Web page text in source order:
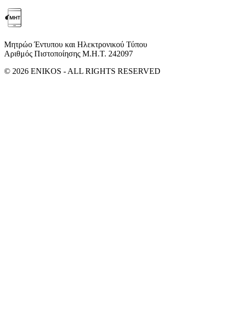
Μητρώο Έντυπου και Ηλεκτρονικού Τύπου
Αριθμός Πιστοποίησης Μ.Η.Τ. 242097
© 2026 ENIKOS - ALL RIGHTS RESERVED